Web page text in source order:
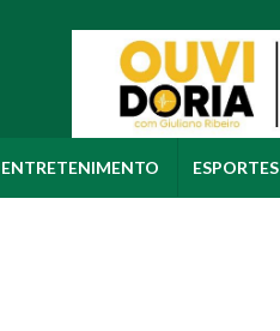
ENTRETENIMENTO ESPORTES